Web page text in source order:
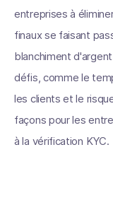
entreprises à
finaux se faisant
blanchiment
défis, comme le
les clients et le
façons pour les
à la vérification KYC.